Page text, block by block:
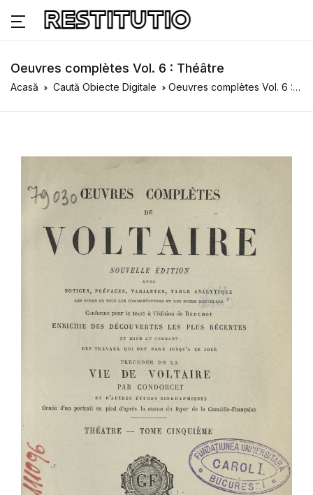
Oeuvres complètes Vol. 6 : Théâtre
Acasă Caută Obiecte Digitale Oeuvres complètes Vol. 6 : Théâtre